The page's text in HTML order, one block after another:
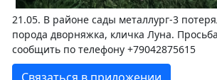
21.05. В районе сады металлург-3
порода дворняжка, кличка Луна.
сообщить по телефону +79042875615